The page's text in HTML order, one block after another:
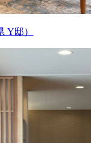
Y邸）